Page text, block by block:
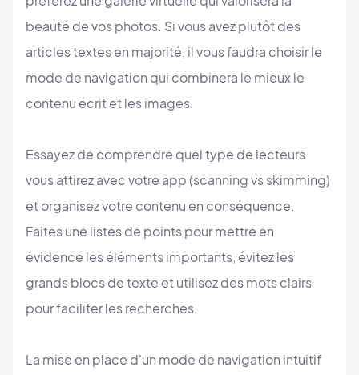
beauté de vos photos. Si vous avez plutôt des
articles textes en majorité, il vous faudra choisir le
mode de navigation qui combinera le mieux le
contenu écrit et les images.
Essayez de comprendre quel type de lecteurs
vous attirez avec votre app (scanning vs skimming)
et organisez votre contenu en conséquence.
Faites une listes de points pour mettre en
évidence les éléments importants, évitez les
grands blocs de texte et utilisez des mots clairs
pour faciliter les recherches.
La mise en place d'un mode de navigation intuitif